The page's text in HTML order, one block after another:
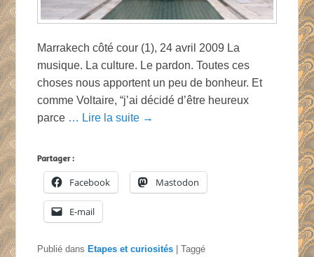
Marrakech côté cour (1), 24 avril 2009 La
musique. La culture. Le pardon. Toutes ces
choses nous apportent un peu de bonheur. Et
comme Voltaire, “j’ai décidé d’être heureux
parce … Lire la suite →
Partager :
Facebook Mastodon
E-mail
Publié dans Etapes et curiosités |Taggé